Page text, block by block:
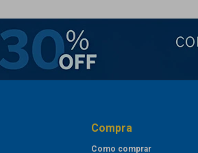
Compra
Como comprar